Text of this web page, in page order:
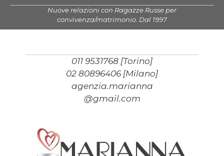
Vai
contenuto
Nuove relazioni con Ragazze Russe per
convivenza/matrimonio. Dal 1997
011 9531768 [Torino]
02 80896406 [Milano]
agenzia.marianna
@gmail.com